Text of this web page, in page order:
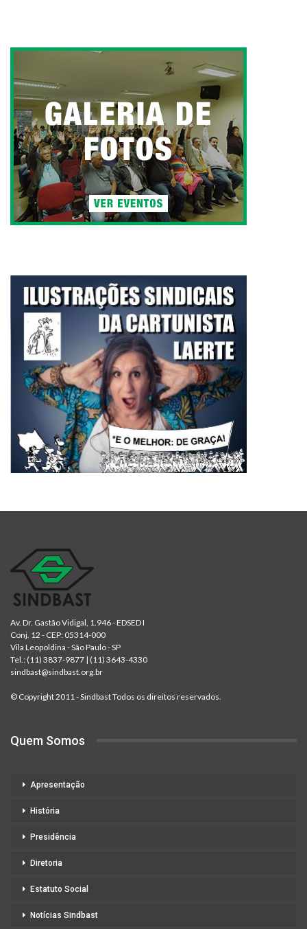
Av. Dr. Gastão Vidigal, 1.946 - EDSED I
Conj. 12 - CEP: 05314-000
Vila Leopoldina - São Paulo - SP
Tel.: (11) 3837-9877 | (11) 3643-4330
sindbast@sindbast.org.br
© Copyright 2011 - Sindbast Todos os direitos reservados.
Quem Somos
Apresentação
História
Presidência
Diretoria
Estatuto Social
Notícias Sindbast